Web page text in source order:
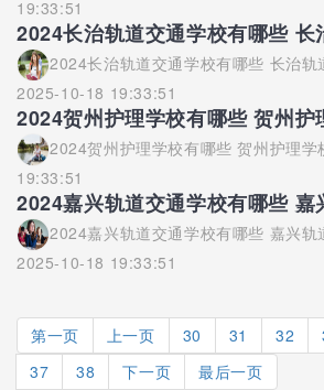
19:33:51
2024长治轨道交通学校有哪些 长治轨
2025-10-18 19:33:51
2024贺州护理学校有哪些 贺州护
2024贺州护理学校有哪些 贺州护理学
19:33:51
2024嘉兴轨道交通学校有哪些 嘉兴轨
2025-10-18 19:33:51
第一页 上一页 30 31 32
37
38 下一页 最后一页